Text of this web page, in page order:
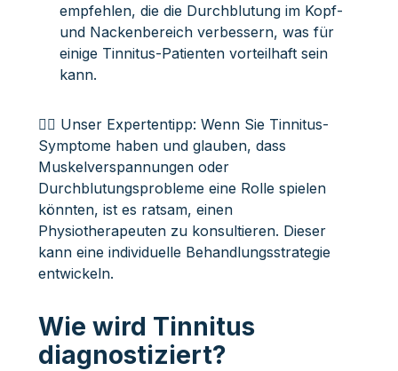
empfehlen, die die Durchblutung im Kopf-
und Nackenbereich verbessern, was für
einige Tinnitus-Patienten vorteilhaft sein
kann.
👩‍⚕️ Unser Expertentipp: Wenn Sie Tinnitus-
Symptome haben und glauben, dass
Muskelverspannungen oder
Durchblutungsprobleme eine Rolle spielen
könnten, ist es ratsam, einen
Physiotherapeuten zu konsultieren. Dieser
kann eine individuelle Behandlungsstrategie
entwickeln.
Wie wird Tinnitus
diagnostiziert?